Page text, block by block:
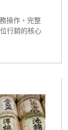
操作，完整
行銷的核心